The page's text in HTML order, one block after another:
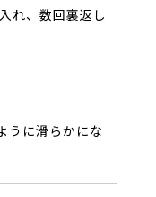
れ、数回裏返し
うに滑らかにな